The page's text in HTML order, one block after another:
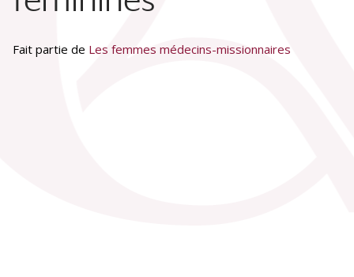
Fait partie de Les femmes médecins-missionnaires